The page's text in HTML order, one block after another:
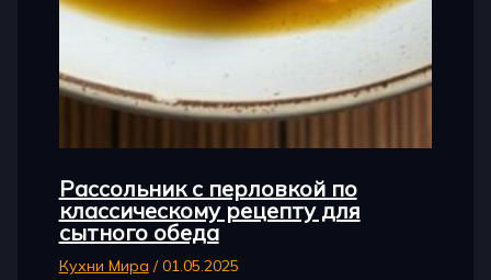
Рассольник с перловкой по
классическому рецепту для
сытного обеда
Кухни Мира /01.05.2025